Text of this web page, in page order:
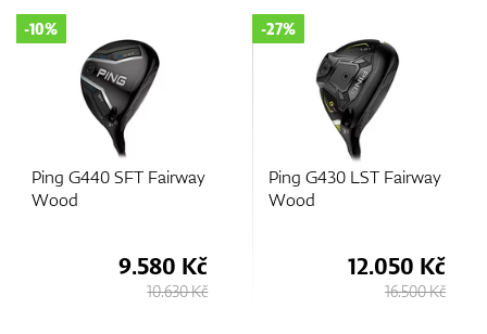
Ping G440 SFT Fairway
Wood
-10%
9.580 Kč
10.630 Kč
Ping G430 LST Fairway
Wood
-27%
12.050 Kč
16.500 Kč